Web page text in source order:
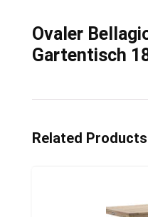
Ovaler
Gartentisch
Related Products